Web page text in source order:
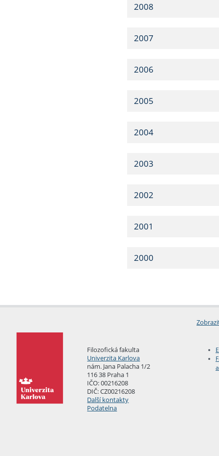
2008
2007
2006
2005
2004
2003
2002
2001
2000
Filozofická fakulta
Univerzita Karlova
nám. Jana Palacha 1/2
116 38 Praha 1
IČO: 00216208
DIČ: CZ00216208
Další kontakty
Podatelna